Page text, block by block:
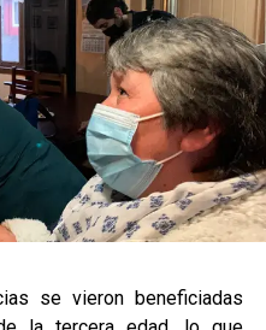
se vieron beneficiadas